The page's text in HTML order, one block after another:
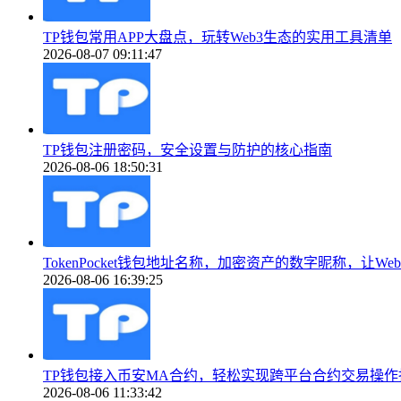
TP钱包常用APP大盘点，玩转Web3生态的实用工具清单
2026-08-07 09:11:47
TP钱包注册密码，安全设置与防护的核心指南
2026-08-06 18:50:31
TokenPocket钱包地址名称，加密资产的数字昵称，让
2026-08-06 16:39:25
TP钱包接入币安MA合约，轻松实现跨平台合约交易操作
2026-08-06 11:33:42